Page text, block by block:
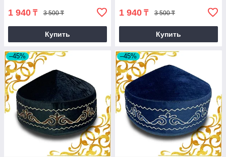
1 940 ₸ 3 500 ₸
Купить
1 940 ₸ 3 500 ₸
Купить
–45% –45%